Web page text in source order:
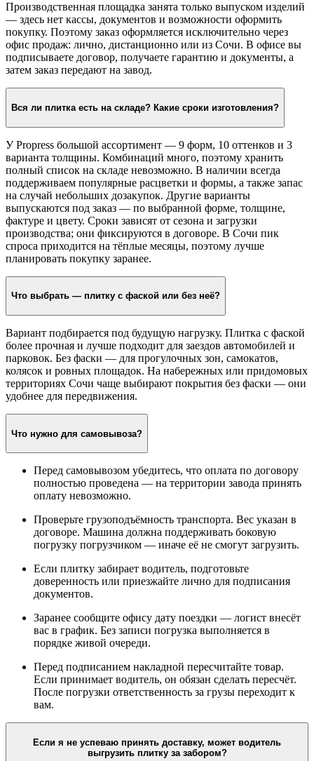
Производственная площадка занята только выпуском изделий
— здесь нет кассы, документов и возможности оформить
покупку. Поэтому заказ оформляется исключительно через
офис продаж: лично, дистанционно или из Сочи. В офисе вы
подписываете договор, получаете гарантию и документы, а
затем заказ передают на завод.
Вся ли плитка есть на складе? Какие сроки изготовления?
У Propress большой ассортимент — 9 форм, 10 оттенков и 3
варианта толщины. Комбинаций много, поэтому хранить
полный список на складе невозможно. В наличии всегда
поддерживаем популярные расцветки и формы, а также запас
на случай небольших дозакупок. Другие варианты
выпускаются под заказ — по выбранной форме, толщине,
фактуре и цвету. Сроки зависят от сезона и загрузки
производства; они фиксируются в договоре. В Сочи пик
спроса приходится на тёплые месяцы, поэтому лучше
планировать покупку заранее.
Что выбрать — плитку с фаской или без неё?
Вариант подбирается под будущую нагрузку. Плитка с фаской
более прочная и лучше подходит для заездов автомобилей и
парковок. Без фаски — для прогулочных зон, самокатов,
колясок и ровных площадок. На набережных или придомовых
территориях Сочи чаще выбирают покрытия без фаски — они
удобнее для передвижения.
Что нужно для самовывоза?
Перед самовывозом убедитесь, что оплата по договору
полностью проведена — на территории завода принять
оплату невозможно.
Проверьте грузоподъёмность транспорта. Вес указан в
договоре. Машина должна поддерживать боковую
погрузку погрузчиком — иначе её не смогут загрузить.
Если плитку забирает водитель, подготовьте
доверенность или приезжайте лично для подписания
документов.
Заранее сообщите офису дату поездки — логист внесёт
вас в график. Без записи погрузка выполняется в
порядке живой очереди.
Перед подписанием накладной пересчитайте товар.
Если принимает водитель, он обязан сделать пересчёт.
После погрузки ответственность за грузы переходит к
вам.
Если я не успеваю принять доставку, может водитель
выгрузить плитку за забором?